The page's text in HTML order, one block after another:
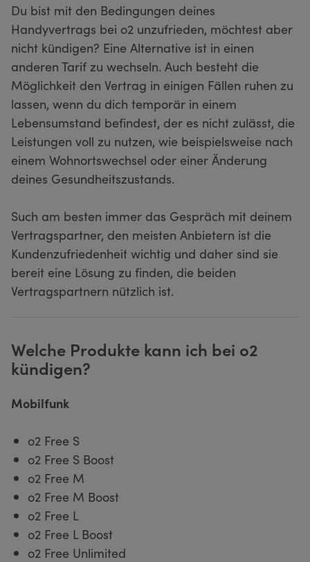
Du bist mit den Bedingungen deines
Handyvertrags bei o2 unzufrieden, möchtest aber
nicht kündigen? Eine Alternative ist in einen
anderen Tarif zu wechseln. Auch besteht die
Möglichkeit den Vertrag in einigen Fällen ruhen zu
lassen, wenn du dich temporär in einem
Lebensumstand befindest, der es nicht zulässt, die
Leistungen voll zu nutzen, wie beispielsweise nach
einem Wohnortswechsel oder einer Änderung
deines Gesundheitszustands.
Such am besten immer das Gespräch mit deinem
Vertragspartner, den meisten Anbietern ist die
Kundenzufriedenheit wichtig und daher sind sie
bereit eine Lösung zu finden, die beiden
Vertragspartnern nützlich ist.
Welche Produkte kann ich bei o2
kündigen?
Mobilfunk
o2 Free S
o2 Free S Boost
o2 Free M
o2 Free M Boost
o2 Free L
o2 Free L Boost
o2 Free Unlimited